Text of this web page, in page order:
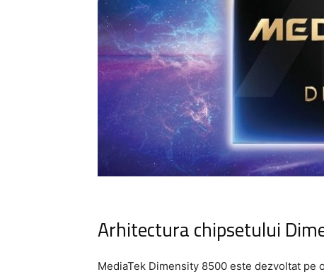
Arhitectura chipsetului
MediaTek Dimensity 8500 este dezvoltat